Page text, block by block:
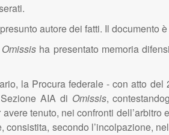
autore dei fatti. Il documento
Omissis ha presentato memoria
la Procura federale - con atto
AIA di Omissis,
tenuto, nei confronti
secondo l’incolpazione,